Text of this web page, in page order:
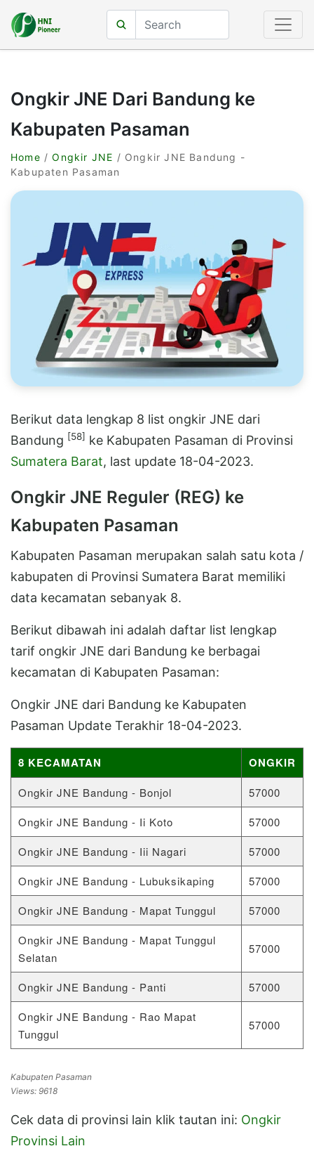
Ongkir JNE Dari Bandung ke
Kabupaten Pasaman
Home /Ongkir JNE / Ongkir JNE Bandung -
Kabupaten Pasaman
Berikut data lengkap 8 list ongkir JNE dari
Bandung [58] ke Kabupaten Pasaman di Provinsi
Sumatera Barat, last update 18-04-2023.
Ongkir JNE Reguler (REG) ke
Kabupaten Pasaman
Kabupaten Pasaman merupakan salah satu kota /
kabupaten di Provinsi Sumatera Barat memiliki
data kecamatan sebanyak 8.
Berikut dibawah ini adalah daftar list lengkap
tarif ongkir JNE dari Bandung ke berbagai
kecamatan di Kabupaten Pasaman:
Ongkir JNE dari Bandung ke Kabupaten
Pasaman Update Terakhir 18-04-2023.
8 KECAMATAN ONGKIR
Ongkir JNE Bandung - Bonjol
57000
Ongkir JNE Bandung - Ii Koto
57000
Ongkir JNE Bandung - Iii Nagari
57000
Ongkir JNE Bandung - Lubuksikaping
57000
Ongkir JNE Bandung - Mapat Tunggul
57000
Ongkir JNE Bandung - Mapat Tunggul
Selatan
57000
Ongkir JNE Bandung - Panti
57000
Ongkir JNE Bandung - Rao Mapat
Tunggul
57000
Kabupaten Pasaman
Views: 9618
Cek data di provinsi lain klik tautan ini: Ongkir
Provinsi Lain